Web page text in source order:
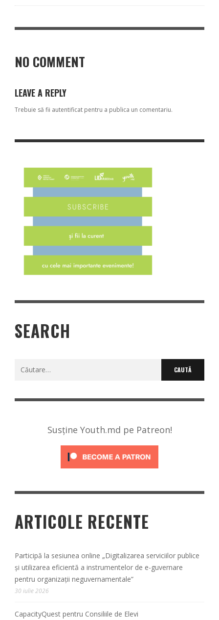
NO COMMENT
LEAVE A REPLY
Trebuie să fii autentificat pentru a publica un comentariu.
SEARCH
Susține Youth.md pe Patreon!
ARTICOLE RECENTE
Participă la sesiunea online „Digitalizarea serviciilor publice
și utilizarea eficientă a instrumentelor de e-guvernare
pentru organizații neguvernamentale”
30 iulie 2026
CapacityQuest pentru Consiliile de Elevi